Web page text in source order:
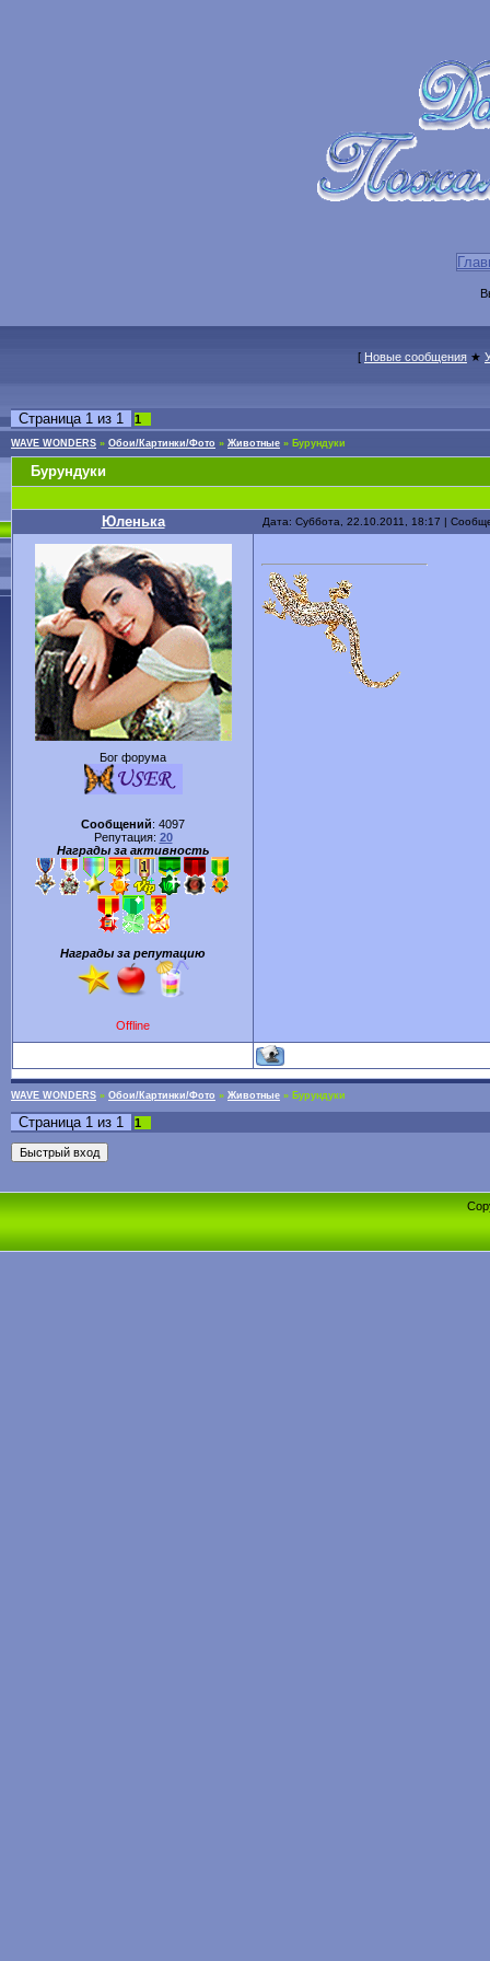
[ Новые сообщения ★
Страница 1 из 1 1
WAVE WONDERS » Обои/Картинки/Фото » Животные » Бурундуки
Бурундуки
Юленька Дата: Суббота, 22.10.2011, 18:17 |
Бог форума
Сообщений: 4097
Репутация: 20
Награды за активность
Награды за репутацию
Offline
WAVE WONDERS » Обои/Картинки/Фото » Животные » Бурундуки
Страница 1 из 1 1